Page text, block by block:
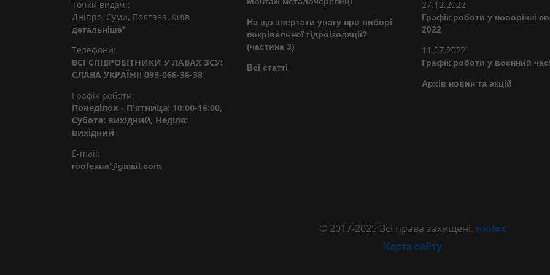
Точки видачі:
Дніпро, Суми, Полтава, Київ
детальніше*
Телефони:
ВСІ СПІВРОБІТНИКИ У ЛАВАХ ЗСУ!
СЛАВА УКРАЇНІ! 099-066-36-38
Графік роботи:
Понеділок - П'ятница: 10:00-16:00,
Субота: вихідний, Неділя:
вихідний
E-mail:
roofexua@gmail.com
На що звертати увагу при виборі
покрівельної гідроізоляції?
(частина 3)
Всі статті
27.12.2022
Графік роботи у новорічні
2022
11.07.2022
Графік роботи у воєнний час!
Архів новин та акцій
© 2017-2025 Всі права захищені. roofex
Карта сайту